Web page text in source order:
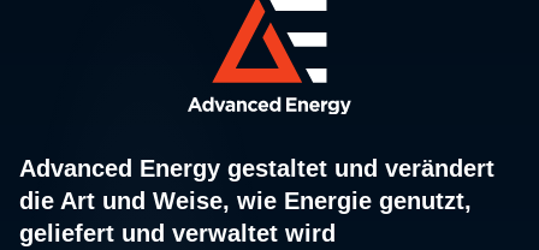
Advanced Energy gestaltet und verändert
die Art und Weise, wie Energie genutzt,
geliefert und verwaltet wird